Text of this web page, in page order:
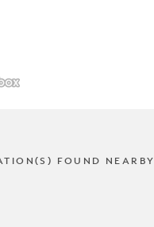
FOUND NEARBY